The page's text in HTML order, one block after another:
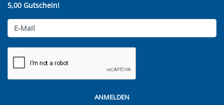
5,00 Gutschein!
ANMELDEN